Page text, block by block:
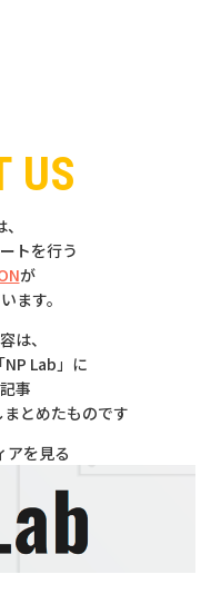
US
トを行う
が
ます。
は、
Lab」に
事
とめたものです
アを見る